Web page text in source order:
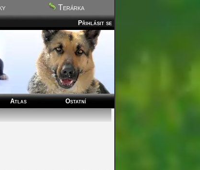
Terárka
Přihlásit se
Atlas
Ostatní